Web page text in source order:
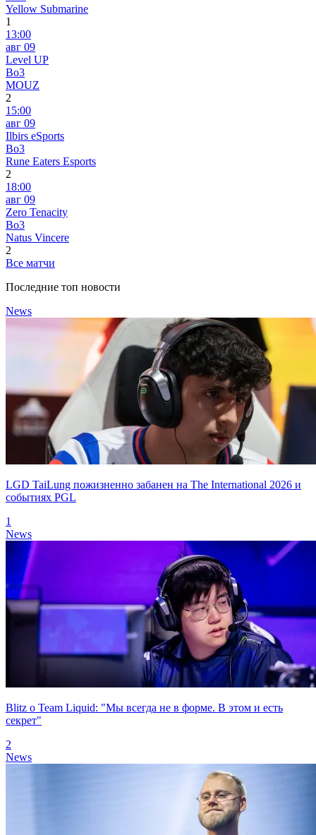
Yellow Submarine
1
13:00
авг 09
Level UP
Bo3
MOUZ
2
15:00
авг 09
Ilbirs eSports
Bo3
Rune Eaters Esports
2
18:00
авг 09
Zero Tenacity
Bo3
Natus Vincere
2
Все матчи
Последние топ новости
News
LGD TaiLung пожизненно забанен на The International 2026 и
событиях PGL
1
News
Blitz о Team Liquid: "Мы всегда не в форме. В этом и есть
секрет"
2
News